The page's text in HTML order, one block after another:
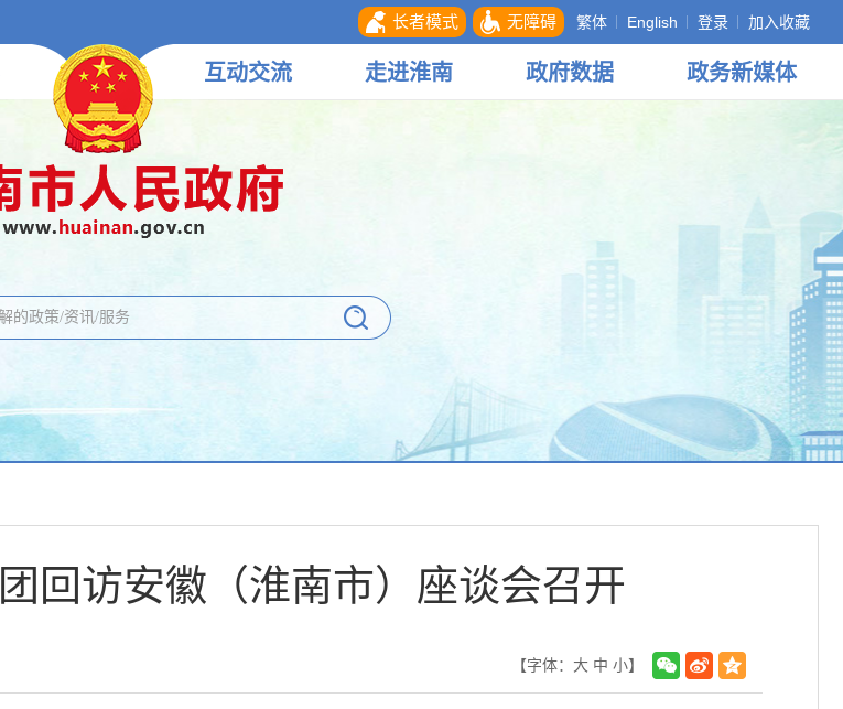
长者模式 无障碍 繁体 English 登录 加入收藏
互动交流 走进淮南 政府数据 政务新媒体
回访安徽（淮南市）座谈会召开
【字体： 大 中 小】